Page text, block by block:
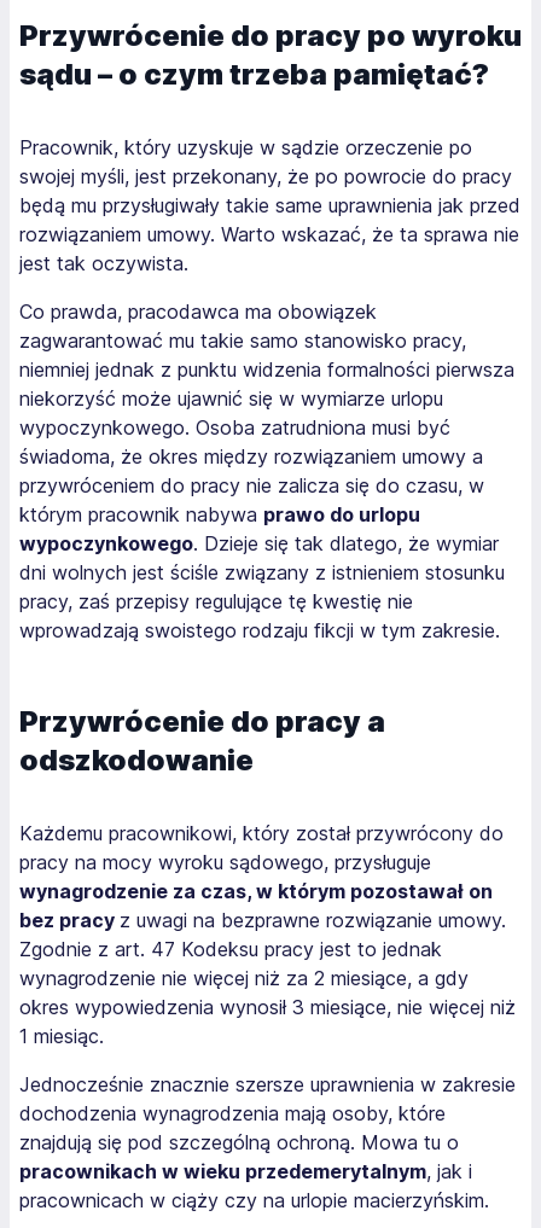
Przywrócenie do pracy po wyroku
sądu – o czym trzeba pamiętać?
Pracownik, który uzyskuje w sądzie orzeczenie po
swojej myśli, jest przekonany, że po powrocie do pracy
będą mu przysługiwały takie same uprawnienia jak przed
rozwiązaniem umowy. Warto wskazać, że ta sprawa nie
jest tak oczywista.
Co prawda, pracodawca ma obowiązek
zagwarantować mu takie samo stanowisko pracy,
niemniej jednak z punktu widzenia formalności pierwsza
niekorzyść może ujawnić się w wymiarze urlopu
wypoczynkowego. Osoba zatrudniona musi być
świadoma, że okres między rozwiązaniem umowy a
przywróceniem do pracy nie zalicza się do czasu, w
którym pracownik nabywa prawo do urlopu
wypoczynkowego. Dzieje się tak dlatego, że wymiar
dni wolnych jest ściśle związany z istnieniem stosunku
pracy, zaś przepisy regulujące tę kwestię nie
wprowadzają swoistego rodzaju fikcji w tym zakresie.
Przywrócenie do pracy a
odszkodowanie
Każdemu pracownikowi, który został przywrócony do
pracy na mocy wyroku sądowego, przysługuje
wynagrodzenie za czas, w którym pozostawał on
bez pracy z uwagi na bezprawne rozwiązanie umowy.
Zgodnie z art. 47 Kodeksu pracy jest to jednak
wynagrodzenie nie więcej niż za 2 miesiące, a gdy
okres wypowiedzenia wynosił 3 miesiące, nie więcej niż
1 miesiąc.
Jednocześnie znacznie szersze uprawnienia w zakresie
dochodzenia wynagrodzenia mają osoby, które
znajdują się pod szczególną ochroną. Mowa tu o
pracownikach w wieku przedemerytalnym, jak i
pracownicach w ciąży czy na urlopie macierzyńskim.